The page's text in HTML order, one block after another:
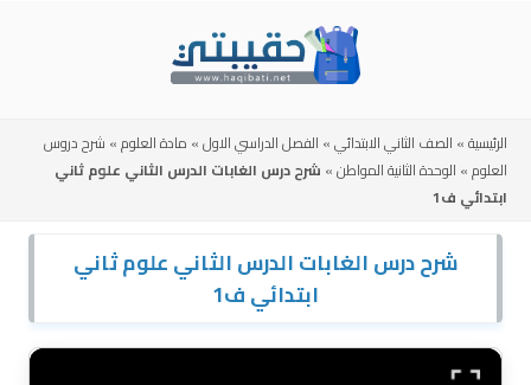
الرئيسية» الصف الثاني الابتدائي» الفصل الدراسي الاول» مادة العلوم» شرح دروس
العلوم» الوحدة الثانية المواطن» شرح درس الغابات الدرس الثاني علوم ثاني
ابتدائي ف1
شرح درس الغابات الدرس الثاني علوم ثاني
ابتدائي ف1